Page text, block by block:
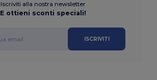
Iscriviti alla nostra newsletter
E ottieni sconti speciali!
ISCRIVITI